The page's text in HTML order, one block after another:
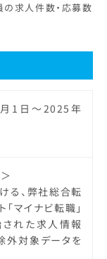
求人件数・応募数
1日～2025年
る、弊社総合転
マイナビ転職」
れた求人情報
外対象データを